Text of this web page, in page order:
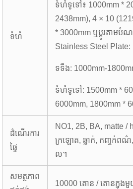
ទំហំ
ទំហំទូទៅ៖ 1000mm *
2438mm), 4 × 10
* 3000mm ឬប្ដូរតាមបំ
Stainless Steel Plate:
ទទឹង: 1000mm-
ទំហំទូទៅ: 1500mm *
6000mm, 1800mm *
ដំណើរការ
ផ្ទៃ
NO1, 2B, BA, matte /
ក្រឡោត, ឆ្លាក់, កញ្ចក់ព
ល។
សមត្ថភាព
10000 តោន / តោនក្នុងមួ